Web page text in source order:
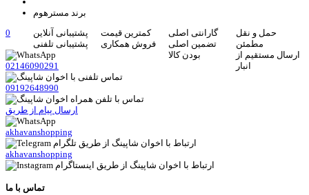
برند مسترهوم
حمل و نقل
مطمئن
ارسال مستقیم از
انبار
گارانتی اصلی
تضمین اصلی
بودن کالا
کمترین قیمت
فروش همکاری
پشتیبانی آنلاین
پشتیبانی تلفنی
0
02146090291
09192648990
ارسال پیام از طریق
akhavanshopping
akhavanshopping
تماس با ما